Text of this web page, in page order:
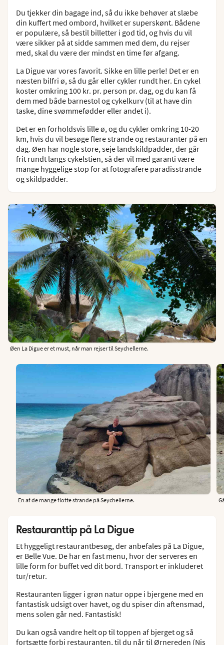
Du tjekker din bagage ind, så du ikke behøver at slæbe
din kuffert med ombord, hvilket er superskønt. Bådene
er populære, så bestil billetter i god tid, og hvis du vil
være sikker på at sidde sammen med dem, du rejser
med, skal du være der mindst en time før afgang.
La Digue var vores favorit. Sikke en lille perle! Det er en
næsten bilfri ø, så du går eller cykler rundt her. En cykel
koster omkring 100 kr. pr. person pr. dag, og du kan få
dem med både barnestol og cykelkurv (til at have din
taske, dine svømmefødder eller andet i).
Det er en forholdsvis lille ø, og du cykler omkring 10-20
km, hvis du vil besøge flere strande og restauranter på en
dag. Øen har nogle store, seje landskildpadder, der går
frit rundt langs cykelstien, så der vil med garanti være
mange hyggelige stop for at fotografere paradisstrande
og skildpadder.
Øen La Digue er et must, når man rejser til Seychellerne.
En af de mange flotte strande på Seychellerne.
Restauranttip på La Digue
Et hyggeligt restaurantbesøg, der anbefales på La Digue,
er Belle Vue. De har en fast menu, hvor der serveres en
lille form for buffet ved dit bord. Transport er inkluderet
tur/retur.
Restauranten ligger i grøn natur oppe i bjergene med en
fantastisk udsigt over havet, og du spiser din aftensmad,
mens solen går ned. Fantastisk!
Du kan også vandre helt op til toppen af bjerget og så
fortsætte forbi restauranten, til du når til Ørnereden (Nis